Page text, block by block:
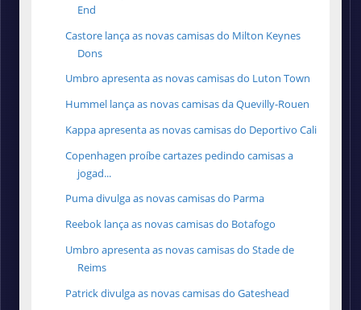
End
Castore lança as novas camisas do Milton Keynes
Dons
Umbro apresenta as novas camisas do Luton Town
Hummel lança as novas camisas da Quevilly-Rouen
Kappa apresenta as novas camisas do Deportivo Cali
Copenhagen proíbe cartazes pedindo camisas a
jogad...
Puma divulga as novas camisas do Parma
Reebok lança as novas camisas do Botafogo
Umbro apresenta as novas camisas do Stade de
Reims
Patrick divulga as novas camisas do Gateshead